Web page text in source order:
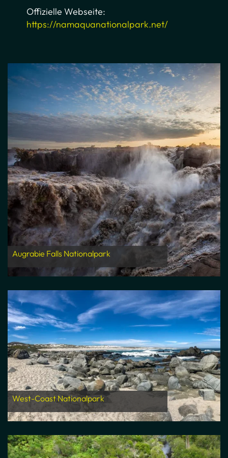
Offizielle Webseite:
https://namaquanationalpark.net/
Augrabie Falls Nationalpark
West-Coast Nationalpark